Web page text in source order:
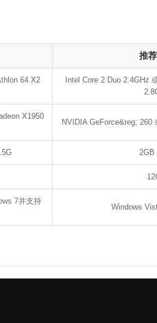
推
64 X2
Intel Core 2 Duo 2.4GHz
X1950
NVIDIA GeForce&reg; 260
2GB
7并支持
Windows